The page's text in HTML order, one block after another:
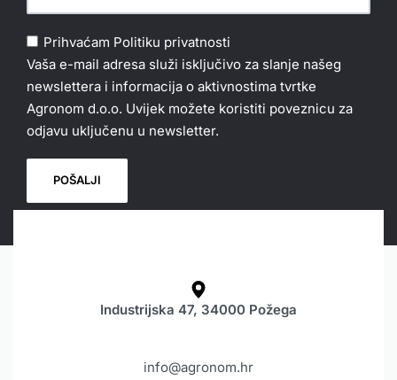
Prihvaćam Politiku privatnosti
Vaša e-mail adresa služi isključivo za slanje našeg
newslettera i informacija o aktivnostima tvrtke
Agronom d.o.o. Uvijek možete koristiti poveznicu za
odjavu uključenu u newsletter.
Industrijska 47, 34000 Požega
info@agronom.hr